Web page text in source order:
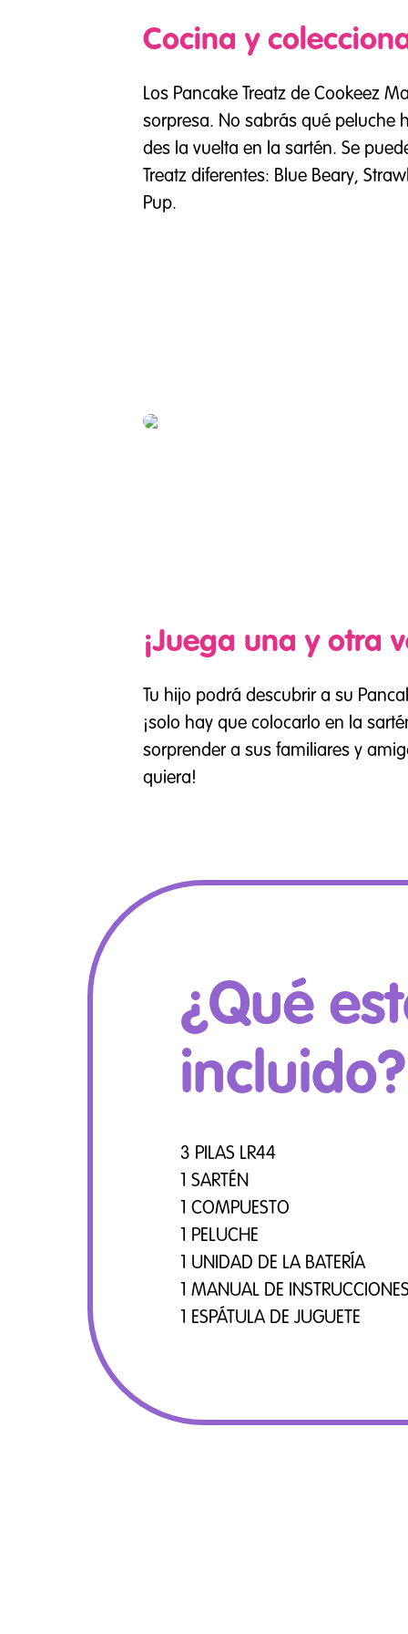
Cocina y
Los Pancake Treatz de Cookeez
sorpresa. No sabrás qué peluche
des la vuelta en la sartén. Se
Treatz diferentes: Blue Beary,
Pup.
¡Juega una y otra
Tu hijo podrá descubrir a su
¡solo hay que colocarlo en la
sorprender a sus familiares y
quiera!
¿Qué
incluido?
3 PILAS LR44
1 SARTÉN
1 COMPUESTO
1 PELUCHE
1 UNIDAD DE LA BATERÍA
1 MANUAL DE
1 ESPÁTULA DE JUGUETE